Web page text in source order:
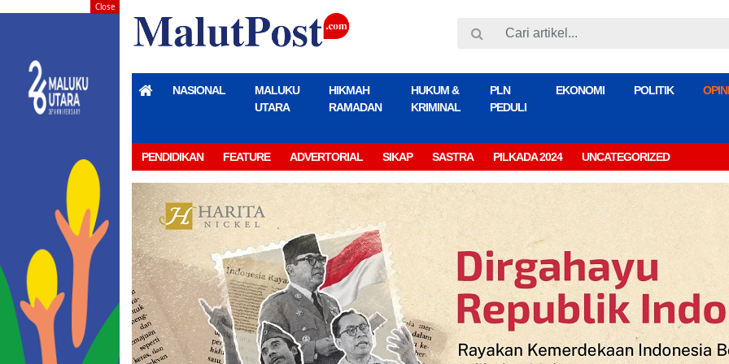
NASIONAL
MALUKU
UTARA
HIKMAH
RAMADAN
HUKUM &
KRIMINAL
PLN
PEDULI
EKONOMI POLITIK OPINI
PENDIDIKAN FEATURE ADVERTORIAL SIKAP SASTRA PILKADA 2024 UNCATEGORIZED
Close